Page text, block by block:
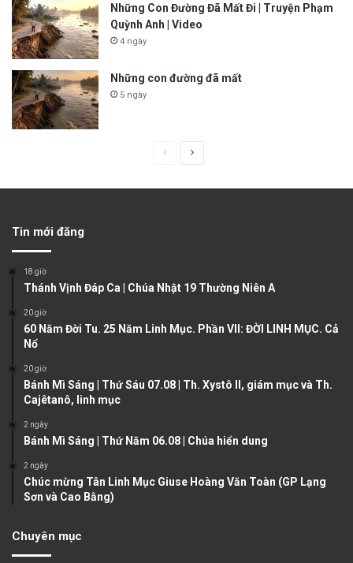
Những Con Đường Đã Mất Đi | Truyện Phạm
Quỳnh Anh | Video
4 ngày
Những con đường đã mất
5 ngày
u
g
Tin mới đăng
18 giờ
Thánh Vịnh Đáp Ca | Chúa Nhật 19 Thường Niên A
20 giờ
60 Năm Đời Tu. 25 Năm Linh Mục. Phần VII: ĐỜI LINH MỤC. Cả
Nổ
20 giờ
Bánh Mì Sáng | Thứ Sáu 07.08 | Th. Xystô II, giám mục và Th.
Cajêtanô, linh mục
2 ngày
Bánh Mì Sáng | Thứ Năm 06.08 | Chúa hiển dung
2 ngày
Chúc mừng Tân Linh Mục Giuse Hoàng Văn Toàn (GP Lạng
Sơn và Cao Bằng)
Chuyên mục